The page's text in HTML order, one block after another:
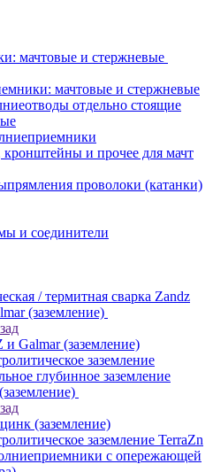
мачтовые и стержневые
мачтовые и стержневые
отдельно стоящие
и прочее для мачт
проволоки (катанки)
и соединители
/ термитная сварка Zandz
(заземление)
и Galmar (заземление)
заземление
глубинное заземление
(заземление)
заземление TerraZn
с опережающей